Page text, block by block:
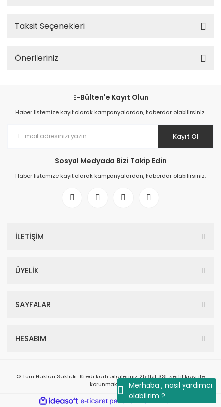
Merhaba , nasıl yardımcı
olabilirim ?
Taksit Seçenekleri
Önerileriniz
E-Bülten'e Kayıt Olun
Haber listemize kayıt olarak kampanyalardan, haberdar olabilirsiniz.
Kayıt Ol
Sosyal Medyada Bizi Takip Edin
Haber listemize kayıt olarak kampanyalardan, haberdar olabilirsiniz.
İLETİŞİM
ÜYELİK
SAYFALAR
HESABIM
© Tüm Hakları Saklıdır. Kredi kartı bilgileriniz 256bit SSL sertifikası ile
korunmaktadır.
ideasoft